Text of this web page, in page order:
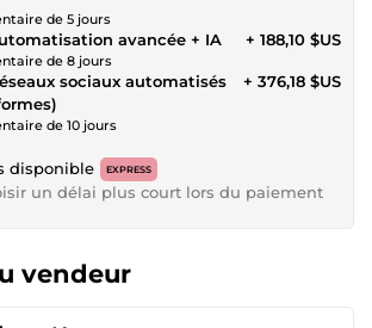
de 5 jours
avancée + IA
de 8 jours
+ 188,10 $US
sociaux automatisés
de 10 jours
+ 376,18 $US
disponible EXPRESS
un délai plus court lors du paiement
vendeur